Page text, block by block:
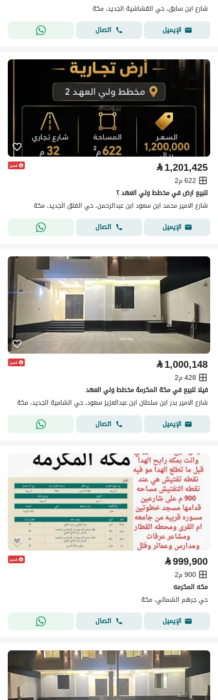
شارع ابن سابق، حي القشاشية الجديد، مكة
الإيميل
اتصال
⃁1,201,425
622 م2
للبيع ارض في مخطط ولي العهد ٢
شارع الامير محمد ابن سعود ابن عبدالرحمن، حي الفلق الجديد، مكة
الإيميل
اتصال
⃁1,000,148
428 م2
فيلا للبيع في مكة المكرمة مخطط ولي العهد
شارع الامير بدر ابن سلطان ابن عبدالعزيز سعود، حي الشامية الجديد، مكة
الإيميل
اتصال
⃁999,900
900 م2
مكه المكرمه
حي جرهم الشمالي، مكة
الإيميل
اتصال